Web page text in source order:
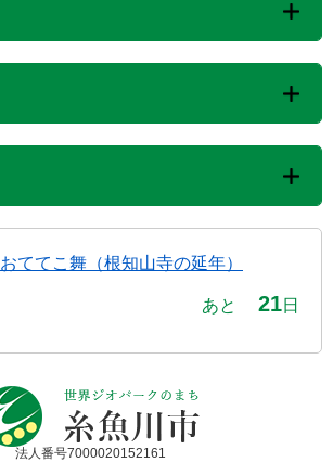
おててこ舞（根知山寺の延年）
あと 21日
法人番号7000020152161